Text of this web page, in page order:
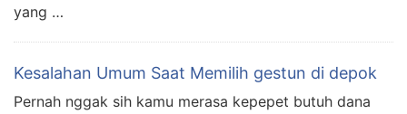
yang …
Kesalahan Umum Saat Memilih gestun di depok
Pernah nggak sih kamu merasa kepepet butuh dana